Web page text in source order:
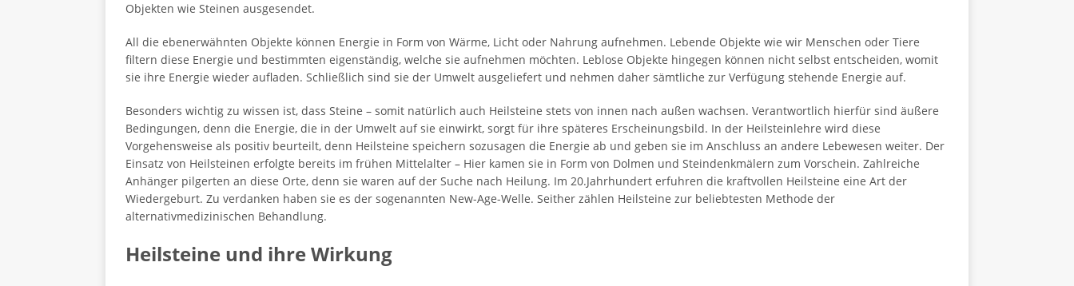
Objekten wie Steinen ausgesendet.
All die ebenerwähnten Objekte können Energie in Form von Wärme, Licht oder Nahrung aufnehmen. Lebende Objekte wie wir Menschen oder Tiere
filtern diese Energie und bestimmten eigenständig, welche sie aufnehmen möchten. Leblose Objekte hingegen können nicht selbst entscheiden, womit
sie ihre Energie wieder aufladen. Schließlich sind sie der Umwelt ausgeliefert und nehmen daher sämtliche zur Verfügung stehende Energie auf.
Besonders wichtig zu wissen ist, dass Steine – somit natürlich auch Heilsteine stets von innen nach außen wachsen. Verantwortlich hierfür sind äußere
Bedingungen, denn die Energie, die in der Umwelt auf sie einwirkt, sorgt für ihre späteres Erscheinungsbild. In der Heilsteinlehre wird diese
Vorgehensweise als positiv beurteilt, denn Heilsteine speichern sozusagen die Energie ab und geben sie im Anschluss an andere Lebewesen weiter. Der
Einsatz von Heilsteinen erfolgte bereits im frühen Mittelalter – Hier kamen sie in Form von Dolmen und Steindenkmälern zum Vorschein. Zahlreiche
Anhänger pilgerten an diese Orte, denn sie waren auf der Suche nach Heilung. Im 20.Jahrhundert erfuhren die kraftvollen Heilsteine eine Art der
Wiedergeburt. Zu verdanken haben sie es der sogenannten New-Age-Welle. Seither zählen Heilsteine zur beliebtesten Methode der
alternativmedizinischen Behandlung.
Heilsteine und ihre Wirkung